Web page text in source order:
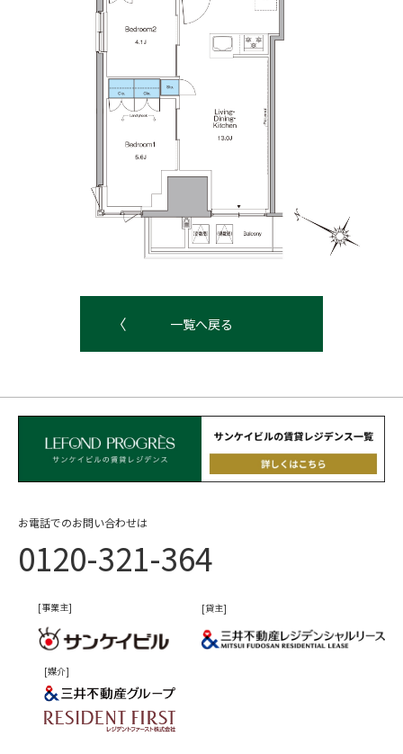
一覧へ戻る
お電話でのお問い合わせは
0120-321-364
[事業主] [貸主]
[媒介]